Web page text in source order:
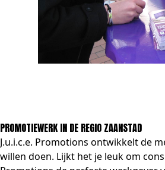
PROMOTIEWERK IN DE REGIO ZAANSTAD
J.u.i.c.e. Promotions ontwikkelt de
willen doen. Lijkt het je leuk om